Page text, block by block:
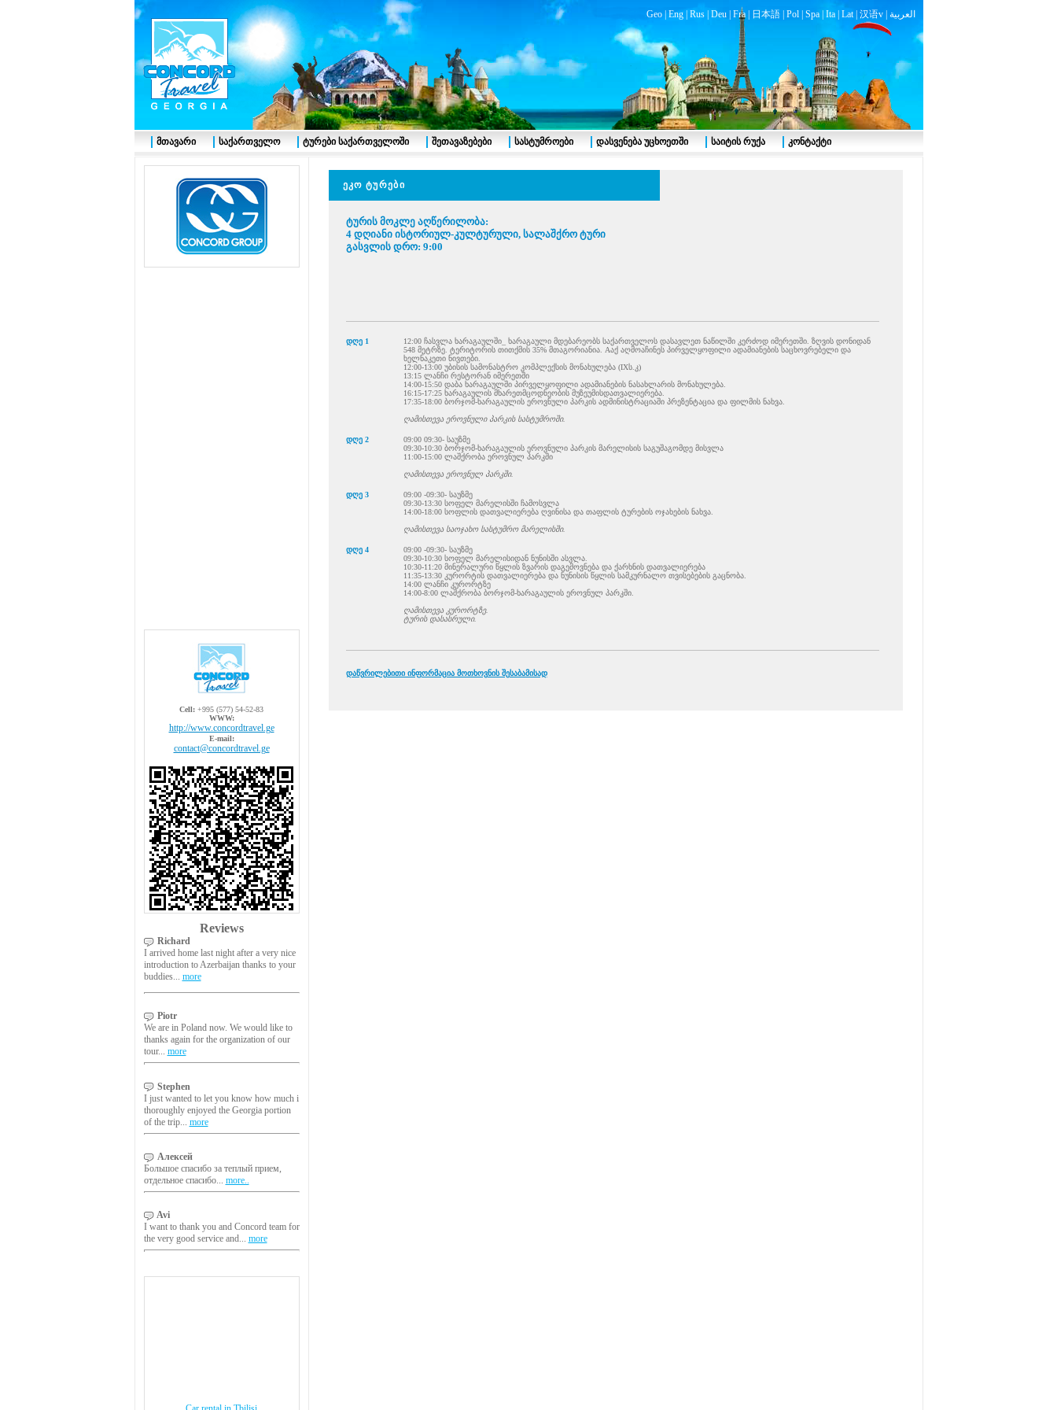
Geo| Eng| Rus| Deu| Fra| 日本語| Pol| Spa| Ita| Lat| 汉语v | العربية
Cell: +995 (577) 54-52-83
WWW:
http://www.concordtravel.ge
E-mail:
contact@concordtravel.ge
Reviews
Richard
I arrived home last night after a very nice
introduction to Azerbaijan thanks to your
buddies... more
Piotr
We are in Poland now. We would like to
thanks again for the organization of our
tour... more
Stephen
I just wanted to let you know how much i
thoroughly enjoyed the Georgia portion
of the trip... more
Алексей
Большое спасибо за теплый прием,
отдельное спасибо... more..
Avi
I want to thank you and Concord team for
the very good service and... more
ეკო ტურები
ტურის მოკლე აღწერილობა:
4 დღიანი ისტორიულ-კულტურული, სალაშქრო ტური
გასვლის დრო: 9:00
დღე 1
12:00 ჩასვლა ხარაგაულში_ ხარაგაული მდებარეობს საქართველოს დასავლეთ ნაწილში კერძოდ იმერეთში. ზღვის დონიდან
548 მეტრზე. ტერიტორის თითქმის 35% მთაგორიანია. Aაქ აღმოაჩინეს პირველყოფილი ადამიანების საცხოვრებელი და
ხელნაკეთი ნივთები.
12:00-13:00 უბისის სამონასტრო კომპლექსის მონახულება (IXს.კ)
13:15 ლანჩი რესტორან იმერეთში
14:00-15:50 დაბა ხარაგაულში პირველყოფილი ადამიანების ნასახლარის მონახულება.
16:15-17:25 ხარაგაულის მხარეთმცოდნეობის მუზეუმისდათვალიერება.
17:35-18:00 ბორჯომ-ხარაგაულის ეროვნული პარკის ადმინისტრაციაში პრეზენტაცია და ფილმის ნახვა.
ღამისთევა ეროვნული პარკის სასტუმროში.
დღე 2
09:00 09:30- საუზმე
09:30-10:30 ბორჯომ-ხარაგაულის ეროვნული პარკის მარელისის საგუშაგომდე მისვლა
11:00-15:00 ლაშქრობა ეროვნულ პარკში
ღამისთევა ეროვნულ პარკში.
დღე 3
09:00 -09:30- საუზმე
09:30-13:30 სოფელ მარელისში ჩამოსვლა
14:00-18:00 სოფლის დათვალიერება ღვინისა და თაფლის ტურების ოჯახების ნახვა.
ღამისთევა საოჯახო სასტუმრო მარელისში.
დღე 4
09:00 -09:30- საუზმე
09:30-10:30 სოფელ მარელისიდან ნუნისში ასვლა.
10:30-11:20 მინერალური წყლის ზვარის დაგემოვნება და ქარხნის დათვალიერება
11:35-13:30 კურორტის დათვალიერება და ნუნისის წყლის სამკურნალო თვისებების გაცნობა.
14:00 ლანჩი კურორტზე
14:00-8:00 ლაშქრობა ბორჯომ-ხარაგაულის ეროვნულ პარკში.
ღამისთევა კურორტზე.
ტურის დასასრული.
დაწვრილებითი ინფორმაცია მოთხოვნის შესაბამისად
მთავარი საქართველო ტურები საქართველოში შეთავაზებები სასტუმროები დასვენება უცხოეთში საიტის რუქა კონტაქტი